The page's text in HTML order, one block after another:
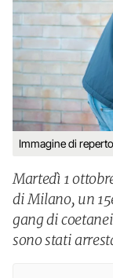
Immagine di
Martedì 1
di Milano, un
gang di
sono stati